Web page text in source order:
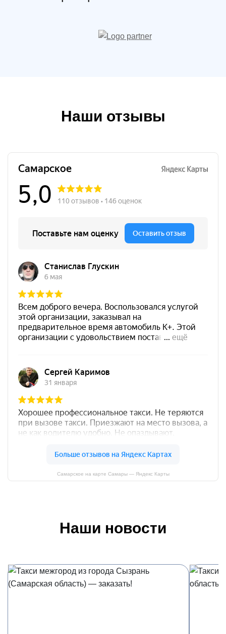
Наши отзывы
Самарское на карте Самары — Яндекс Карты
Наши новости